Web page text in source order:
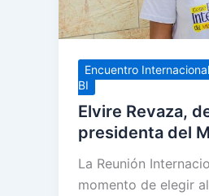
Encuentro
BI
Elvire Revaza,
presidenta del
La Reunión
momento de elegir